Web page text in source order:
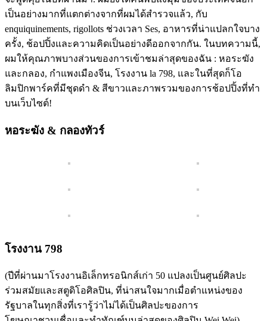
เป็นอย่างมากที่แตกต่างจากที่ผมได้สำรวจแล้ว, กับ
enquiquinements, rigollots ช่วงเวลา Ses, อาหารที่น่าแปลกใจบาง
ครั้ง, ช้อปปิ้งและความคิดเป็นอย่างดีออกจากกัน. ในบทความนี้,
ผมให้คุณภาพบางส่วนของการเข้าชมล่าสุดของฉัน : หอระฆัง
และกลอง, กำแพงเมืองจีน, โรงงาน la 798, และในที่สุดก็โอ
ลิมปิกพาร์คที่มีชุดดำ & สีขาวและภาพรวมของการช้อปปิ้งที่ทำ
บนเว็บไซต์!
หอระฆัง & กลองทัวร์
โรงงาน 798
(ปีที่ผ่านมาโรงงานอิเล็กทรอนิกส์เก่า 50 แปลงเป็นศูนย์ศิลปะ
ร่วมสมัยและสตูดิโอศิลปิน, ที่น่าสนใจมากเมื่อตำแหน่งของ
รัฐบาลในทุกสิ่งที่เรารู้ว่าไม่ได้เป็นศิลปะของการ